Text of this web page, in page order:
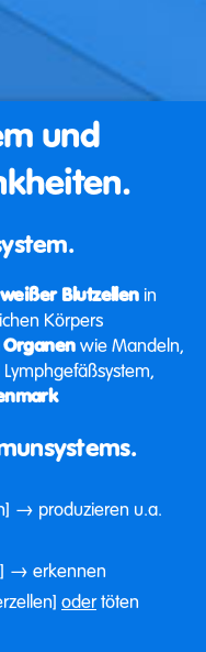
und
weißer Blutzellenin
Körpers
wie Mandeln,
→ produzieren u.a.
→ erkennen
odertöten